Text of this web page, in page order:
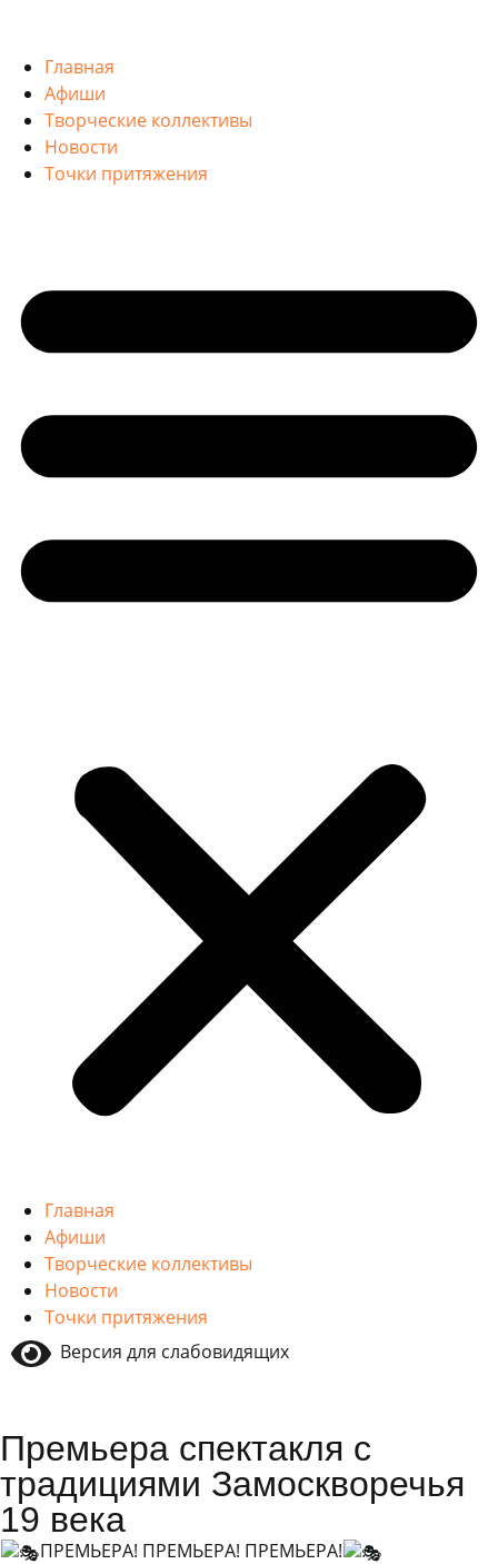
Главная
Афиши
Творческие коллективы
Новости
Точки притяжения
Главная
Афиши
Творческие коллективы
Новости
Точки притяжения
Версия для слабовидящих
Премьера спектакля с
традициями Замоскворечья
19 века
ПРЕМЬЕРА! ПРЕМЬЕРА! ПРЕМЬЕРА!